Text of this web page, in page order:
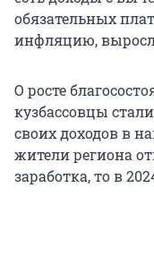
обязательных
инфляцию,
О росте
кузбассовцы
своих доходов в
жители региона
заработка, то в